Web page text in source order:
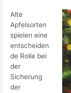
Alte
Apfelsorten
spielen eine
entscheiden
de Rolle bei
der
Sicherung
der